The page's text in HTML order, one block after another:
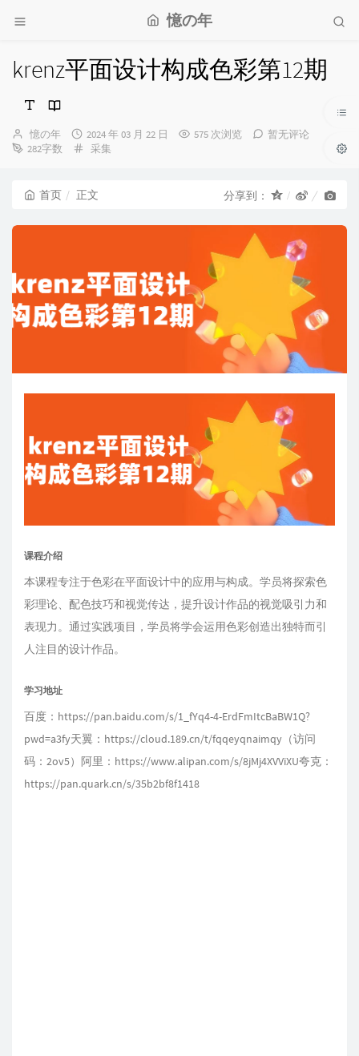
憶の年
krenz平面设计构成色彩第12期
博
主：
憶の年
发
布
2024 年 03 月 22 日 575 次浏览
暂无评论
282字数
分
采集
首页 正文 分享到：
课程介绍
本课程专注于色彩在平面设计中的应用与构成。学员将探索色
彩理论、配色技巧和视觉传达，提升设计作品的视觉吸引力和
表现力。通过实践项目，学员将学会运用色彩创造出独特而引
人注目的设计作品。
学习地址
百度：https://pan.baidu.com/s/1_fYq4-4-ErdFmItcBaBW1Q?
pwd=a3fy天翼：https://cloud.189.cn/t/fqqeyqnaimqy（访问
码：2ov5）阿里：https://www.alipan.com/s/8jMj4XVViXU夸克：
https://pan.quark.cn/s/35b2bf8f1418